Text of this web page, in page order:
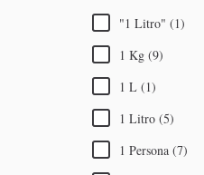
"1 Litro" (1)
1 Kg (9)
1 L (1)
1 Litro (5)
1 Persona (7)